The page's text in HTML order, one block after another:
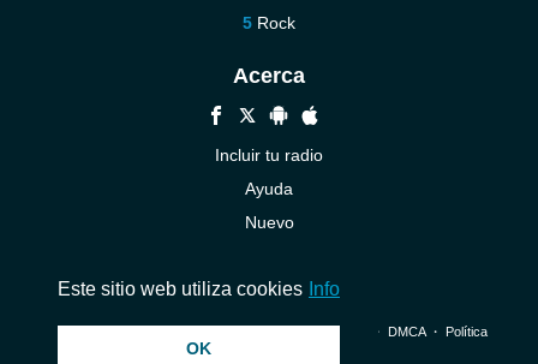
Rock
Acerca
Incluir tu radio
Ayuda
Nuevo
© 2026 InstantAudio. Reservados todos los derechos. ・ DMCA・ Política
Este sitio web utiliza cookies Info
OK